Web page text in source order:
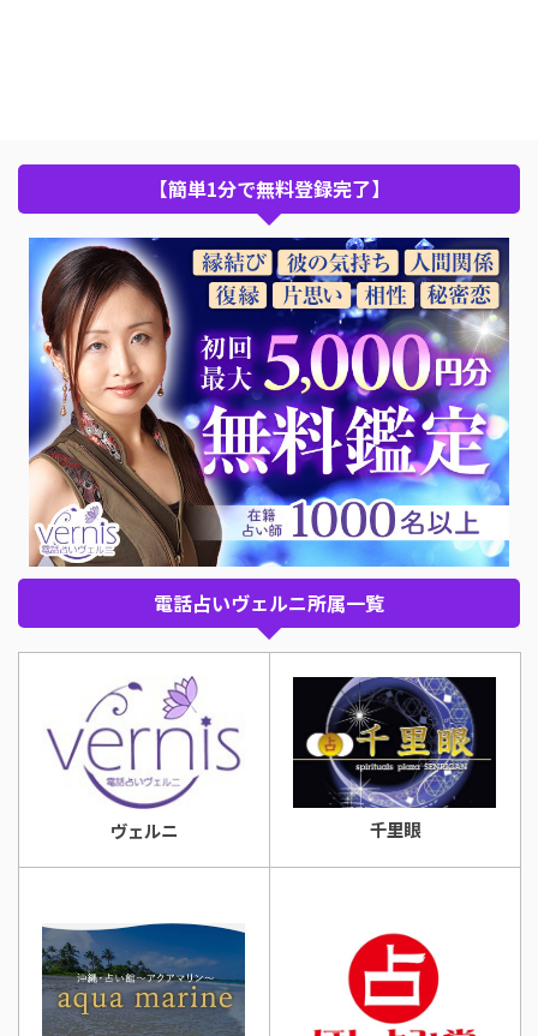
【簡単1分で無料登録完了】
電話占いヴェルニ所属一覧
ヴェルニ 千里眼